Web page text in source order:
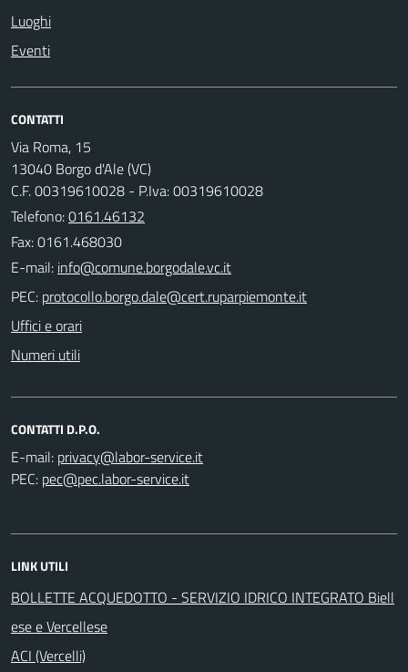
Luoghi
Eventi
CONTATTI
Via Roma, 15
13040 Borgo d'Ale (VC)
C.F. 00319610028 - P.Iva: 00319610028
Telefono:0161.46132
Fax: 0161.468030
E-mail:
PEC:
Uffici e orari
Numeri utili
CONTATTI D.P.O.
E-mail:
PEC:
LINK UTILI
BOLLETTE ACQUEDOTTO - SERVIZIO IDRICO INTEGRATO Biell
ese e Vercellese
ACI (Vercelli)